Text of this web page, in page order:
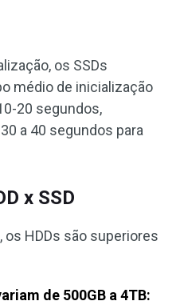
os SSDs
médio de inicialização
20 segundos,
a 40 segundos para
x SSD
HDDs são superiores
de 500GB a 4TB: